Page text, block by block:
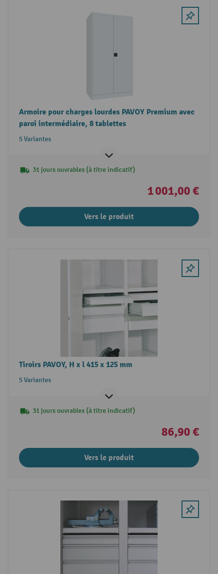
Armoire pour charges lourdes PAVOY Premium avec
paroi intermédiaire, 8 tablettes
5 Variantes
31 jours ouvrables (à titre indicatif)
1 001,00 €
Vers le produit
Tiroirs PAVOY, H x l 415 x 125 mm
5 Variantes
31 jours ouvrables (à titre indicatif)
86,90 €
Vers le produit